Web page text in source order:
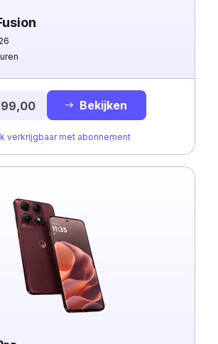
Bekijken
verkrijgbaar met abonnement